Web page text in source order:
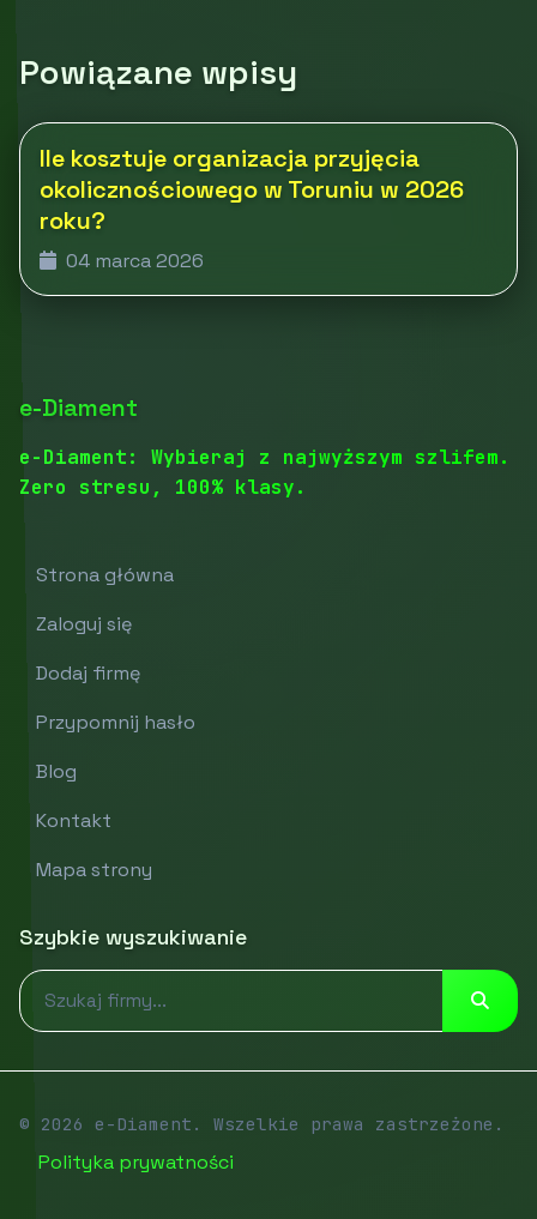
Powiązane wpisy
Ile kosztuje organizacja przyjęcia
okolicznościowego w Toruniu w 2026
roku?
04 marca 2026
e-Diament
e-Diament: Wybieraj z najwyższym szlifem.
Zero stresu, 100% klasy.
Strona główna
Zaloguj się
Dodaj firmę
Przypomnij hasło
Blog
Kontakt
Mapa strony
Szybkie wyszukiwanie
© 2026 e-Diament. Wszelkie prawa zastrzeżone.
Polityka prywatności